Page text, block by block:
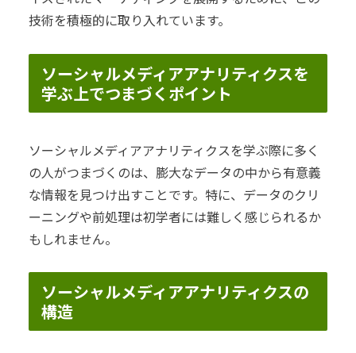
技術を積極的に取り入れています。
ソーシャルメディアアナリティクスを
学ぶ上でつまづくポイント
ソーシャルメディアアナリティクスを学ぶ際に多く
の人がつまづくのは、膨大なデータの中から有意義
な情報を見つけ出すことです。特に、データのクリ
ーニングや前処理は初学者には難しく感じられるか
もしれません。
ソーシャルメディアアナリティクスの
構造